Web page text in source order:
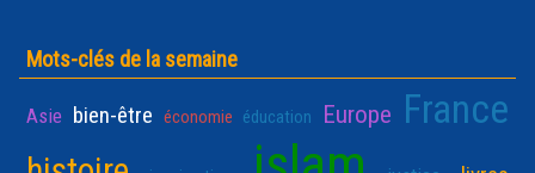
Mots-clés de la semaine
Asie bien-être économie éducation Europe France